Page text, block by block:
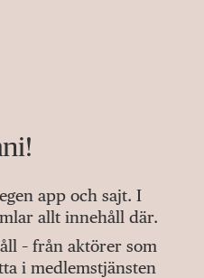
app och sajt. I
allt innehåll där.
– från aktörer som
i medlemstjänsten